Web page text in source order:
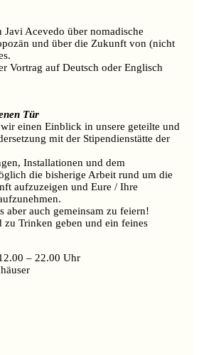
Acevedo über nomadische
und über die Zukunft von (nicht
Vortrag auf Deutsch oder Englisch
Tür
einen Einblick in unsere geteilte und
mit der Stipendienstätte der
Installationen und dem
die bisherige Arbeit rund um die
aufzuzeigen und Eure / Ihre
aber auch gemeinsam zu feiern!
zu Trinken geben und ein feines
– 22.00 Uhr